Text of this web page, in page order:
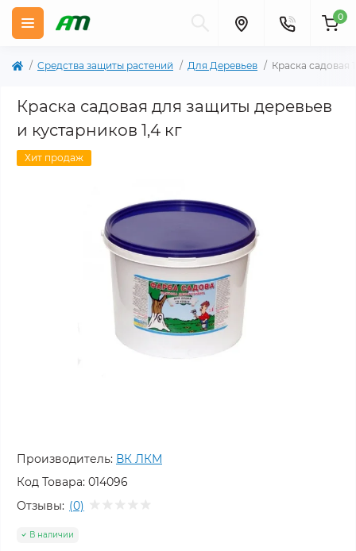
0
Cредства защиты растений Для Деревьев Краска садовая
Краска садовая для защиты деревьев
и кустарников 1,4 кг
Хит продаж
Производитель: ВК ЛКМ
Код Товара: 014096
Отзывы: (0)
В наличии